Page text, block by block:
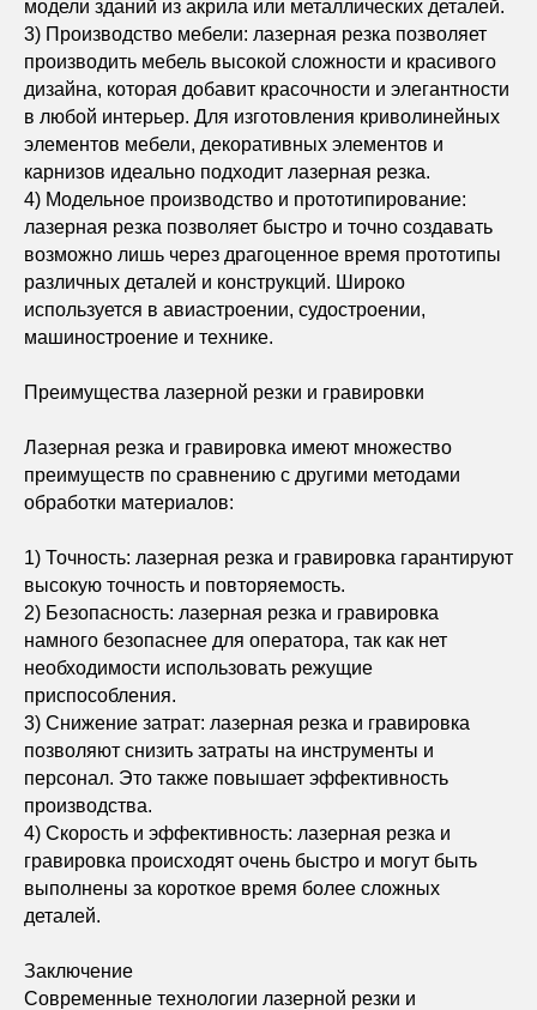
модели зданий из акрила или металлических деталей.
3) Производство мебели: лазерная резка позволяет
производить мебель высокой сложности и красивого
дизайна, которая добавит красочности и элегантности
в любой интерьер. Для изготовления криволинейных
элементов мебели, декоративных элементов и
карнизов идеально подходит лазерная резка.
4) Модельное производство и прототипирование:
лазерная резка позволяет быстро и точно создавать
возможно лишь через драгоценное время прототипы
различных деталей и конструкций. Широко
используется в авиастроении, судостроении,
машиностроение и технике.
Преимущества лазерной резки и гравировки
Лазерная резка и гравировка имеют множество
преимуществ по сравнению с другими методами
обработки материалов:
1) Точность: лазерная резка и гравировка гарантируют
высокую точность и повторяемость.
2) Безопасность: лазерная резка и гравировка
намного безопаснее для оператора, так как нет
необходимости использовать режущие
приспособления.
3) Снижение затрат: лазерная резка и гравировка
позволяют снизить затраты на инструменты и
персонал. Это также повышает эффективность
производства.
4) Скорость и эффективность: лазерная резка и
гравировка происходят очень быстро и могут быть
выполнены за короткое время более сложных
деталей.
Заключение
Современные технологии лазерной резки и